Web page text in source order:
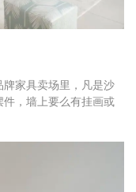
家具卖场里，凡是沙
，墙上要么有挂画或